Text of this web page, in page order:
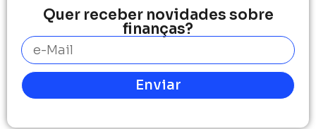
Quer receber novidades sobre
finanças?
Enviar